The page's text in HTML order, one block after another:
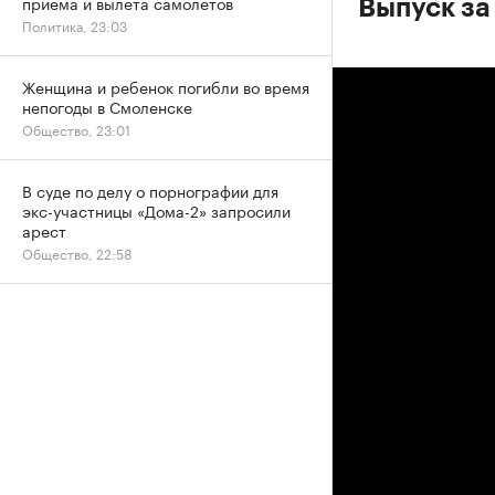
Выпуск
Политика, 23:03
Женщина и ребенок погибли во время
непогоды в Смоленске
Общество, 23:01
В суде по делу о порнографии для
экс-участницы «Дома-2» запросили
арест
Общество, 22:58